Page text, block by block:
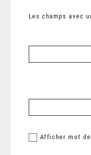
Les champs avec
Afficher mot